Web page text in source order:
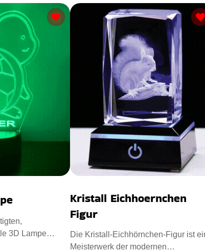
3D Lampe
Kristall Eichhoernchen
Figur
Die Kristall-Eichhörnchen-Figur ist
Meisterwerk der modernen